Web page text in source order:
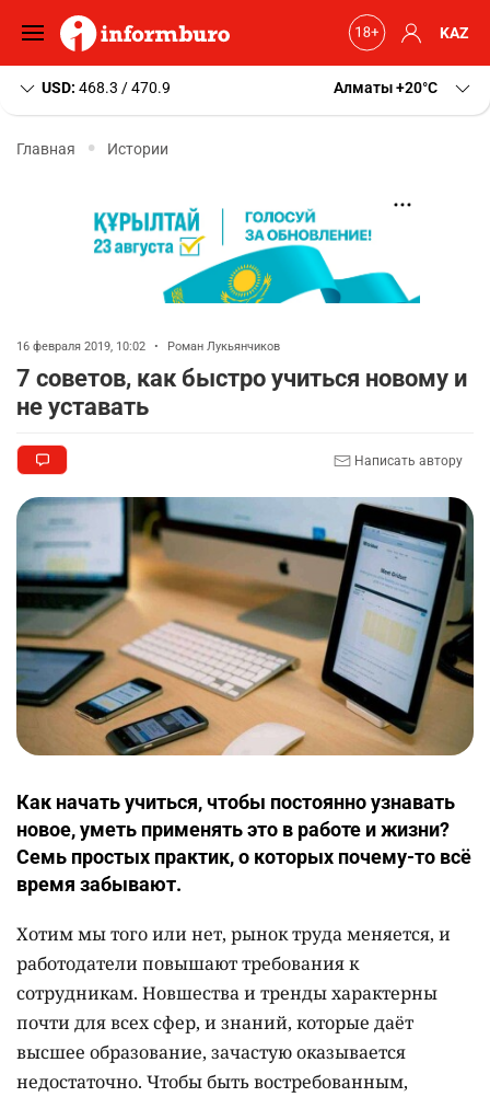
KAZ
USD: 468.3 / 470.9 Алматы+20 C
Главная Истории
16 февраля 2019, 10:02 • Роман Лукьянчиков
7 советов, как быстро учиться новому и
не уставать
Написать автору
Как начать учиться, чтобы постоянно узнавать
новое, уметь применять это в работе и жизни?
Семь простых практик, о которых почему-то всё
время забывают.
Хотим мы того или нет, рынок труда меняется, и
работодатели повышают требования к
сотрудникам. Новшества и тренды характерны
почти для всех сфер, и знаний, которые даёт
высшее образование, зачастую оказывается
недостаточно. Чтобы быть востребованным,